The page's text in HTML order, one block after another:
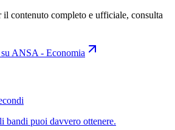
il contenuto completo e ufficiale, consulta
ANSA - Economia
bandi puoi davvero ottenere.